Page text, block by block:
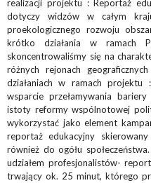
realizacji projektu : Reportaż
dotyczy widzów w całym
proekologicznego rozwoju
krótko działania w ramach
skoncentrowaliśmy się na
różnych rejonach
działaniach w ramach projektu
wsparcie przełamywania
istoty reformy wspólnotowej
wykorzystać jako element
reportaż edukacyjny
również do ogółu
udziałem profesjonalistów-
trwający ok. 25 minut, którego